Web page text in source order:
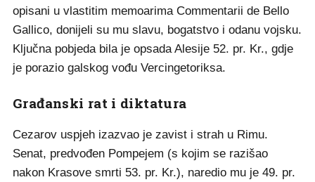
opisani u vlastitim memoarima Commentarii de Bello
Gallico, donijeli su mu slavu, bogatstvo i odanu vojsku.
Ključna pobjeda bila je opsada Alesije 52. pr. Kr., gdje
je porazio galskog vođu Vercingetoriksa.
Građanski rat i diktatura
Cezarov uspjeh izazvao je zavist i strah u Rimu.
Senat, predvođen Pompejem (s kojim se razišao
nakon Krasove smrti 53. pr. Kr.), naredio mu je 49. pr.